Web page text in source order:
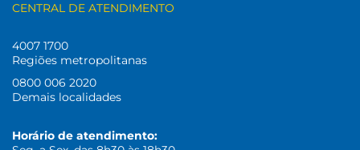
CENTRAL DE ATENDIMENTO
4007 1700
Regiões metropolitanas
0800 006 2020
Demais localidades
Horário de atendimento: